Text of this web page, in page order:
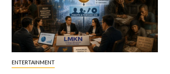
ENTERTAINMENT